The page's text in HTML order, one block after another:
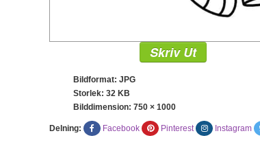
Skriv Ut
Bildformat: JPG
Storlek: 32 KB
Bilddimension: 750 × 1000
Delning: Facebook Pinterest Instagram